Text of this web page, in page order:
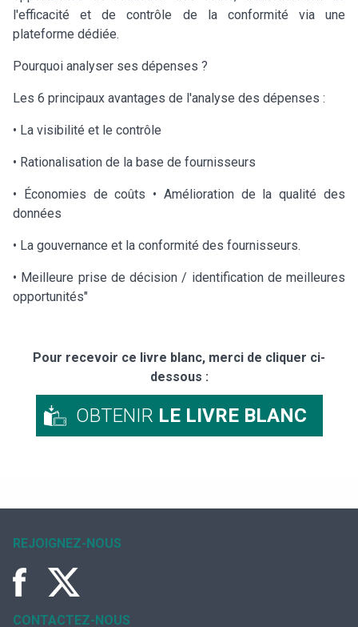
l'efficacité et de contrôle de la conformité via une
plateforme dédiée.
Pourquoi analyser ses dépenses ?
Les 6 principaux avantages de l'analyse des dépenses :
• La visibilité et le contrôle
• Rationalisation de la base de fournisseurs
• Économies de coûts • Amélioration de la qualité des
données
• La gouvernance et la conformité des fournisseurs.
• Meilleure prise de décision / identification de meilleures
opportunités"
Pour recevoir ce livre blanc, merci de cliquer ci-
dessous :
OBTENIR LE LIVRE BLANC
REJOIGNEZ-NOUS
CONTACTEZ-NOUS